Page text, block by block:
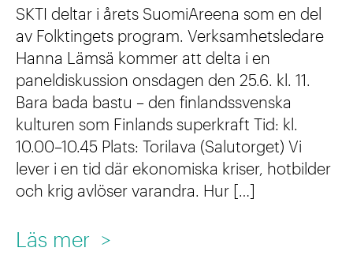
u
r
e
n
a
m
p
e
n
m
o
k
t
e
r
n
a
t
i
SKTI deltar i årets SuomiAreena som en del
av Folktingets program. Verksamhetsledare
Hanna Lämsä kommer att delta i en
paneldiskussion onsdagen den 25.6. kl. 11.
Bara bada bastu – den finlandssvenska
kulturen som Finlands superkraft Tid: kl.
10.00–10.45 Plats: Torilava (Salutorget) Vi
lever i en tid där ekonomiska kriser, hotbilder
och krig avlöser varandra. Hur […]
Läs mer: >